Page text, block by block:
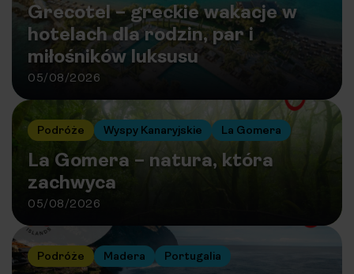
Grecotel – greckie wakacje w
hotelach dla rodzin, par i
miłośników luksusu
05/08/2026
Podróże Wyspy Kanaryjskie La Gomera
La Gomera – natura, która
zachwyca
05/08/2026
Podróże Madera Portugalia